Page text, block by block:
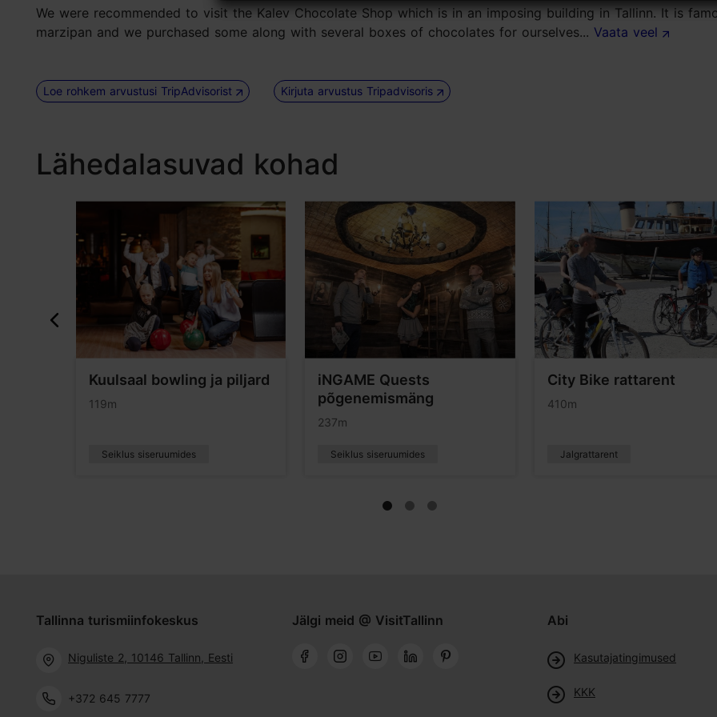
We were recommended to visit the Kalev Chocolate Shop which is in an imposing building in Tallinn. It is
marzipan and we purchased some along with several boxes of chocolates for ourselves... Vaata veel
Loe rohkem arvustusi TripAdvisorist Kirjuta arvustus Tripadvisoris
Lähedalasuvad kohad
Kuulsaal bowling ja piljard
119m
Seiklus siseruumides
iNGAME Quests
põgenemismäng
237m
Seiklus siseruumides
City Bike rattarent
410m
Jalgrattarent
Tallinna turismiinfokeskus
Niguliste 2, 10146 Tallinn, Eesti
+372 645 7777
Jälgi meid @ VisitTallinn Abi
Kasutajatingimused
KKK